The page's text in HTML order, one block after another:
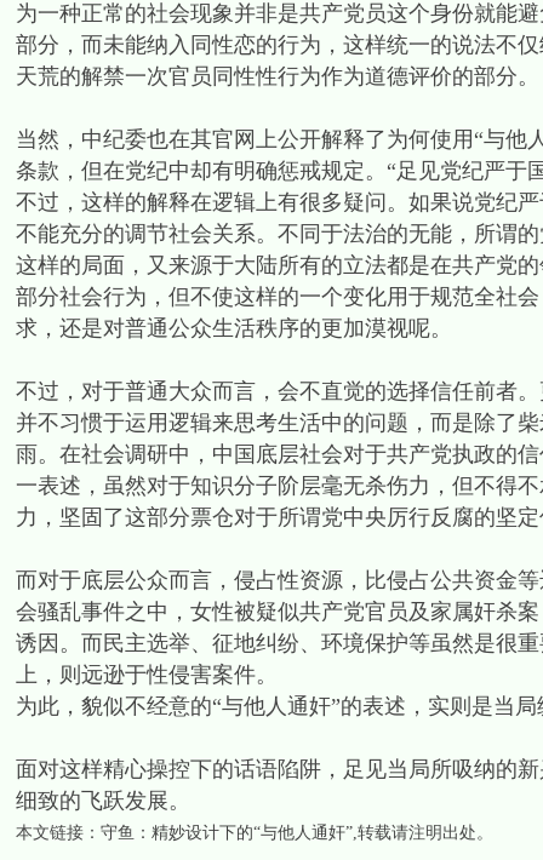
为一种正常的社会现象并非是共产党员这个身份就能
部分，而未能纳入同性恋的行为，这样统一的说法不
天荒的解禁一次官员同性性行为作为道德评价的部分。
当然，中纪委也在其官网上公开解释了为何使用“与
条款，但在党纪中却有明确惩戒规定。“足见党纪严于
不过，这样的解释在逻辑上有很多疑问。如果说党纪
不能充分的调节社会关系。不同于法治的无能，所谓
这样的局面，又来源于大陆所有的立法都是在共产党
部分社会行为，但不使这样的一个变化用于规范全社
求，还是对普通公众生活秩序的更加漠视呢。
不过，对于普通大众而言，会不直觉的选择信任前者
并不习惯于运用逻辑来思考生活中的问题，而是除了
雨。在社会调研中，中国底层社会对于共产党执政的
一表述，虽然对于知识分子阶层毫无杀伤力，但不得
力，坚固了这部分票仓对于所谓党中央厉行反腐的坚
而对于底层公众而言，侵占性资源，比侵占公共资金
会骚乱事件之中，女性被疑似共产党官员及家属奸杀
诱因。而民主选举、征地纠纷、环境保护等虽然是很
上，则远逊于性侵害案件。
为此，貌似不经意的“与他人通奸”的表述，实则是当
面对这样精心操控下的话语陷阱，足见当局所吸纳的
细致的飞跃发展。
本文链接： 守鱼：精妙设计下的“与他人通奸”,转载请注明出处。